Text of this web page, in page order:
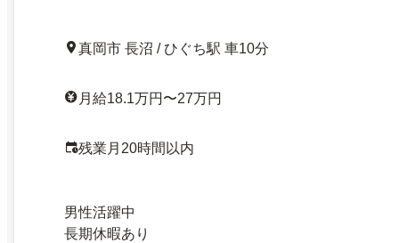
真岡市 長沼 / ひぐち駅 車10分
月給18.1万円〜27万円
残業月20時間以内
男性活躍中
長期休暇あり